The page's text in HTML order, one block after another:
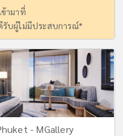
ามาที่
รับผู้ไม่มีประสบการณ์*
- MGallery